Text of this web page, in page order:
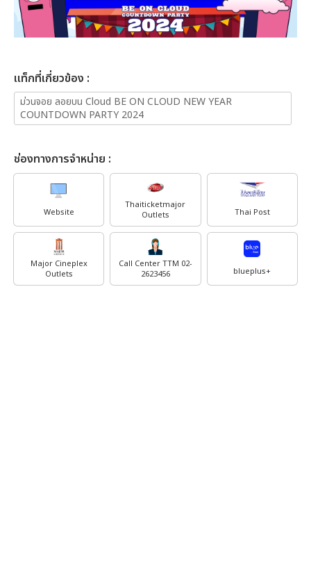
เเท็กที่เกี่ยวข้อง :
ม่วนจอย ลอยบน Cloud BE ON CLOUD NEW YEAR
COUNTDOWN PARTY 2024
ช่องทางการจำหน่าย :
Website
Thaiticketmajor
Outlets
Thai Post
Major Cineplex
Outlets
Call Center TTM 02-
2623456
blueplus+